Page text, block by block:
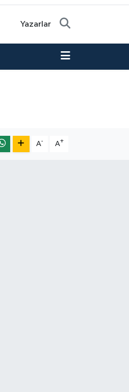
Yazarlar
A- A+